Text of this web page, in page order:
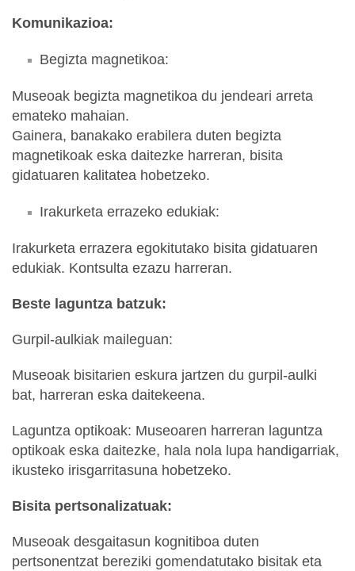
Komunikazioa:
Begizta magnetikoa:
Museoak begizta magnetikoa du jendeari arreta
emateko mahaian.
Gainera, banakako erabilera duten begizta
magnetikoak eska daitezke harreran, bisita
gidatuaren kalitatea hobetzeko.
Irakurketa errazeko edukiak:
Irakurketa errazera egokitutako bisita gidatuaren
edukiak. Kontsulta ezazu harreran.
Beste laguntza batzuk:
Gurpil-aulkiak maileguan:
Museoak bisitarien eskura jartzen du gurpil-aulki
bat, harreran eska daitekeena.
Laguntza optikoak: Museoaren harreran laguntza
optikoak eska daitezke, hala nola lupa handigarriak,
ikusteko irisgarritasuna hobetzeko.
Bisita pertsonalizatuak:
Museoak desgaitasun kognitiboa duten
pertsonentzat bereziki gomendatutako bisitak eta